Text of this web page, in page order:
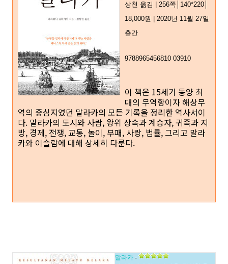
상천 옮김 | 256쪽│140*220
18,000원 | 2020년 11월 27일
출간
9788965456810 03910
이 책은 15세기 동양 최
대의 무역항이자 해상무
역의 중심지였던 말라카의 모든 기록을 정리한 역사서이
다. 말라카의 도시와 사람, 왕위 상속과 계승자, 귀족과 지
방, 경제, 전쟁, 교통, 놀이, 부패, 사랑, 법률, 그리고 말라
카와 이슬람에 대해 상세히 다룬다.
말라카 -